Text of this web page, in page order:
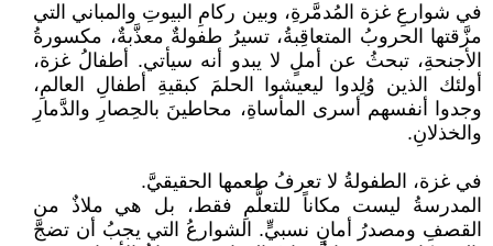
في شوارعِ غزة المُدمَّرةِ، وبين ركامِ البيوتِ والمباني التي
مزَّقتها الحروبُ المتعاقِبةُ، تسيرُ طفولةٌ معذَّبةٌ، مكسورةُ
الأجنحةِ، تبحثُ عن أملٍ لا يبدو أنه سيأتي. أطفالُ غزة،
أولئك الذين وُلِدوا ليعيشوا الحلمَ كبقيةِ أطفالِ العالمِ،
وجدوا أنفسهم أسرى المأساةِ، محاطينَ بالحِصارِ والدَّمارِ
والخذلانِ.
في غزة، الطفولةُ لا تعرفُ طعمها الحقيقيَّ.
المدرسةُ ليست مكاناً للتعلُّمِ فقط، بل هي ملاذٌ من
القصفِ ومصدرُ أمانٍ نسبيٍّ. الشوارعُ التي يجبُ أن تضجَّ